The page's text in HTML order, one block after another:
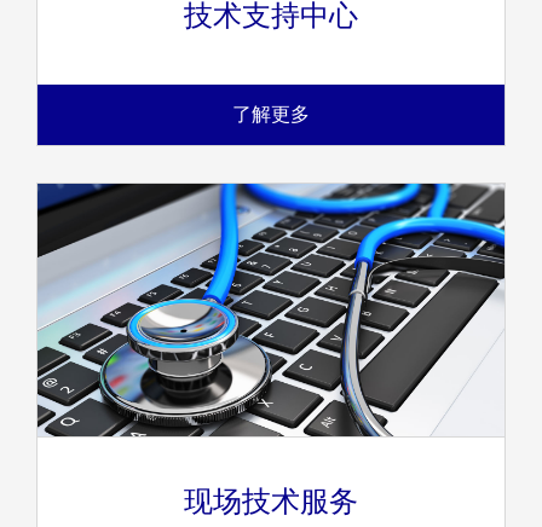
技术支持中心
了解更多
现场技术服务